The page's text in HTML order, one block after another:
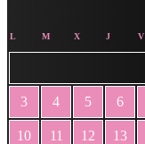
L M X J V
3 4 5 6
10 11 12 13